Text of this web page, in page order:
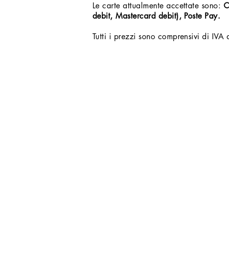
Le carte attualmente accettate sono:
debit, Mastercard debit), Poste Pay.
Tutti i prezzi sono comprensivi di